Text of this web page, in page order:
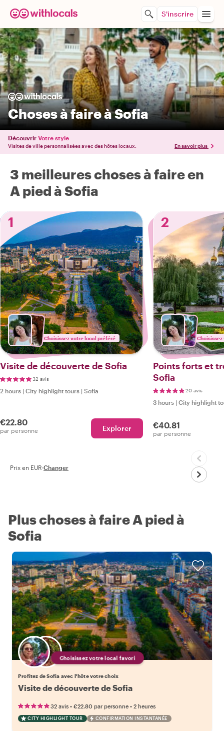
S'inscrire
Choses à faire à Sofia
Découvrir Votre style
Visites de ville personnalisées avec des hôtes locaux. En savoir plus
3 meilleures choses à faire en
A pied à Sofia
1
Choisissez votre local préféré
Visite de découverte de Sofia
32 avis
2 hours | City highlight tours | Sofia
€22.80
par personne Explorer
2
Points forts et
Sofia
20 avis
3 hours | City highlight
€40.81
par personne
Prix en EUR·Changer
Plus choses à faire A pied à
Sofia
Choisissez votre local favori
Profitez de Sofia avec l'hôte votre choix
Visite de découverte de Sofia
32 avis • €22.80 par personne • 2 heures
CITY HIGHLIGHT TOUR CONFIRMATION INSTANTANÉE